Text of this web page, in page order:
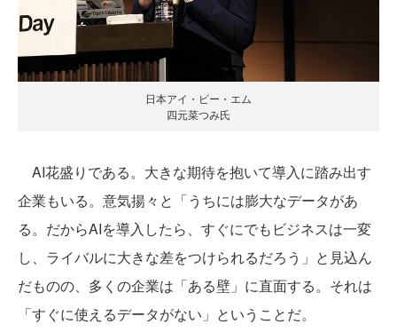
日本アイ・ビー・エム
四元菜つみ氏
AI花盛りである。大きな期待を抱いて導入に踏み出す
企業もいる。意気揚々と「うちには膨大なデータがあ
る。だからAIを導入したら、すぐにでもビジネスは一変
し、ライバルに大きな差をつけられるだろう」と見込ん
だものの、多くの企業は「ある壁」に直面する。それは
「すぐに使えるデータがない」ということだ。